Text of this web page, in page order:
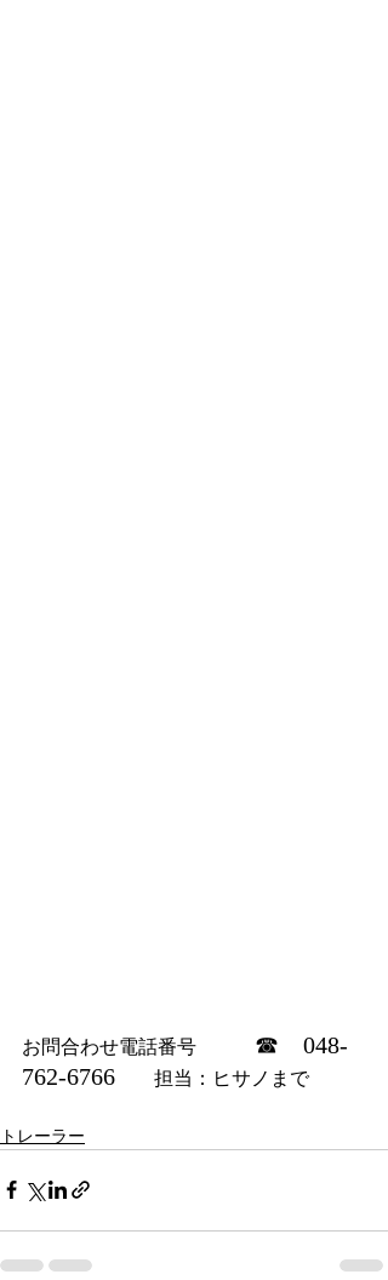
お問合わせ電話番号 ☎　048-
762-6766 担当：ヒサノまで
トレーラー